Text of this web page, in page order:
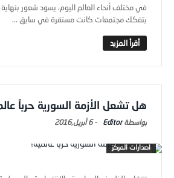
في مختلف أنحاء العالم اليوم، يسود شعور
بتفكك مجتمعات كانت مستقرة في سابق ...
هل تشعل الأزمة السورية حرباً
Editor
-6 أبريل,2016
اصدارات المركز